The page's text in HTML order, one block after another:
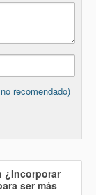
recomendado)
¿Incorporar
ser más